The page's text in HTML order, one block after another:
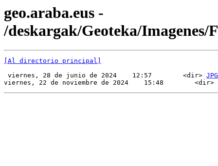
geo.araba.eus -
/deskargak/Geoteka/Imagenes/
[Al directorio principal]
viernes, 28 de junio de 2024    12:57        <dir> JPG
viernes, 22 de noviembre de 2024    15:48        <dir>